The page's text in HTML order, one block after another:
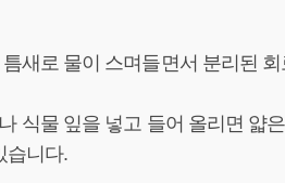
새로 물이 스며들면서 분리된
식물 잎을 넣고 들어 올리면 얇
습니다.